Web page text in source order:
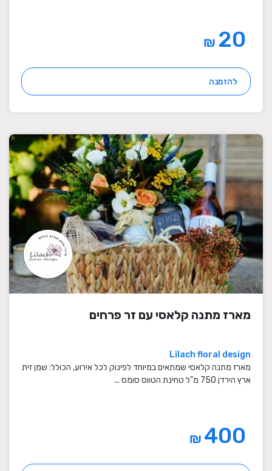
₪
להזמנה
מארז מתנה קלאסי עם זר פרחים
Lilach floral design
מארז מתנה קלאסי שמתאים במיוחד לפינוק לכל אירוע, הכולל: שמן זית
ארץ הירדן 750 מ"ל טחינת הטווס סומס ...
₪